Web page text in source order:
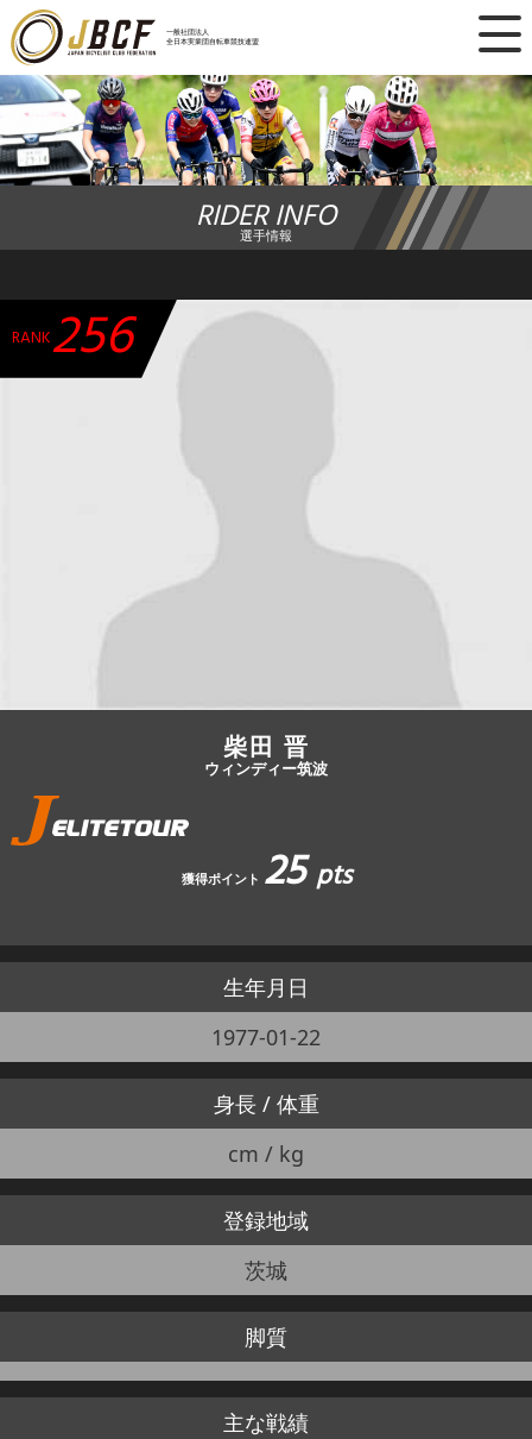
一般社団法人
全日本実業団自転車競技連盟
×
ニュース
レース日程
ランキング
チーム・選手
加盟・登録
エントリー
JBCF ROAD SERIESとは
RIDER INFO
選手情報
RANK256
柴田 晋
ウィンディー筑波
獲得ポイント 25pts
生年月日
1977-01-22
身長 / 体重
cm / kg
登録地域
茨城
脚質
主な戦績